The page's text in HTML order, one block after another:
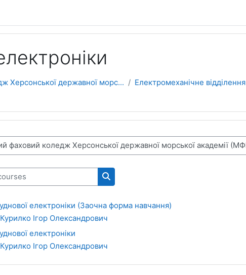
Херсонської державної морс... Електромеханічне відділення
Search courses
електроніки (Заочна форма навчання)
Курилко Ігор Олександрович
електроніки
Курилко Ігор Олександрович